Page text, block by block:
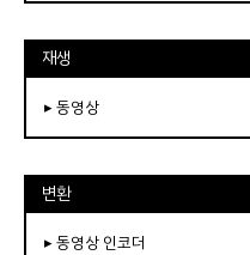
재생
▸ 동영상
변환
▸ 동영상 인코더